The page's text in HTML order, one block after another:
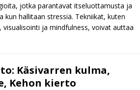
jotka parantavat itseluottamusta ja
kun hallitaan stressiä. Tekniikat, kuten
visualisointi ja mindfulness, voivat auttaa
Käsivarren kulma,
Kehon kierto